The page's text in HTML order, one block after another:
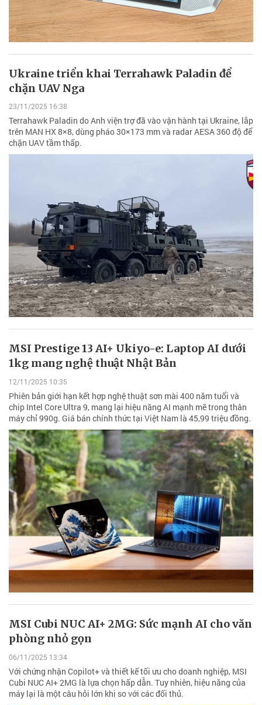
Ukraine triển khai Terrahawk Paladin để
chặn UAV Nga
23/11/2025 16:38
Terrahawk Paladin do Anh viện trợ đã vào vận hành tại Ukraine, lắp
trên MAN HX 8×8, dùng pháo 30×173 mm và radar AESA 360 độ để
chặn UAV tầm thấp.
MSI Prestige 13 AI+ Ukiyo-e: Laptop AI dưới
1kg mang nghệ thuật Nhật Bản
12/11/2025 10:35
Phiên bản giới hạn kết hợp nghệ thuật sơn mài 400 năm tuổi và
chip Intel Core Ultra 9, mang lại hiệu năng AI mạnh mẽ trong thân
máy chỉ 990g. Giá bán chính thức tại Việt Nam là 45,99 triệu đồng.
MSI Cubi NUC AI+ 2MG: Sức mạnh AI cho văn
phòng nhỏ gọn
06/11/2025 13:34
Với chứng nhận Copilot+ và thiết kế tối ưu cho doanh nghiệp, MSI
Cubi NUC AI+ 2MG là lựa chọn hấp dẫn. Tuy nhiên, hiệu năng của
máy lại là một câu hỏi lớn khi so với các đối thủ.